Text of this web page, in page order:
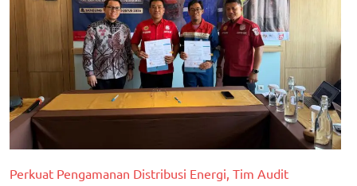
Perkuat Pengamanan Distribusi Energi, Tim Audit